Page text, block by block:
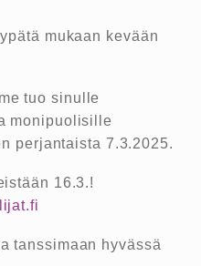
mukaan kevään
tuo sinulle
monipuolisille
perjantaista 7.3.2025.
16.3.!
tanssimaan hyvässä